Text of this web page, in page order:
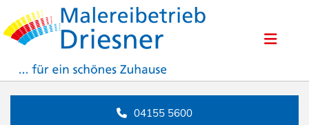
04155 5600